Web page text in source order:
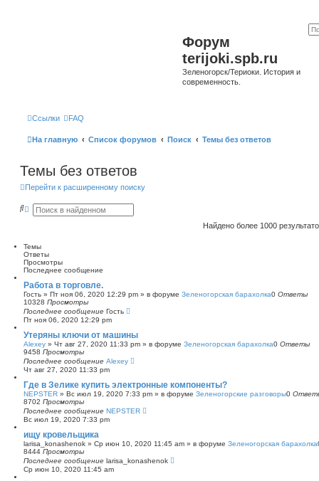
Форум
terijoki.spb.ru
Зеленогорск/Териоки. История и
современность.
Ссылки FAQ
На главную Список форумов Поиск Темы без ответов
Темы без ответов
Перейти к расширенному поиску
П Р
р
е
н
н
ы
й
п
о
и
к
Найдено более 1000
Темы
Ответы
Просмотры
Последнее сообщение
Работа в торговле.
Гость » Пт ноя 06, 2020 12:29 pm » в форуме Зеленогорская барахолка0 Ответы
10328 Просмотры
Последнее сообщение Гость
Пт ноя 06, 2020 12:29 pm
Утеряны ключи от машины
Alexey » Чт авг 27, 2020 11:33 pm » в форуме Зеленогорская барахолка0 Ответы
9458 Просмотры
Последнее сообщение Alexey
Чт авг 27, 2020 11:33 pm
Где в Зелике купить электронные компоненты?
NEPSTER » Вс июл 19, 2020 7:33 pm » в форуме Зеленогорские разговоры0
8702 Просмотры
Последнее сообщение NEPSTER
Вс июл 19, 2020 7:33 pm
ищу кровельщика
larisa_konashenok » Ср июн 10, 2020 11:45 am » в форуме Зеленогорская барахолка
8444 Просмотры
Последнее сообщение larisa_konashenok
Ср июн 10, 2020 11:45 am